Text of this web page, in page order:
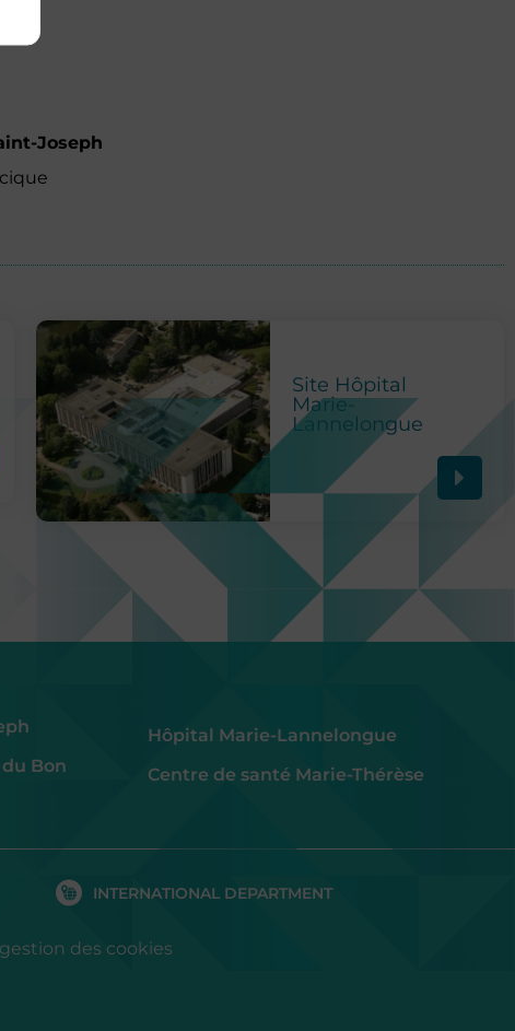
Joseph
Site Hôpital
Marie-
Lannelongue
Bon
Hôpital Marie-Lannelongue
Centre de santé Marie-Thérèse
INTERNATIONAL DEPARTMENT
des cookies